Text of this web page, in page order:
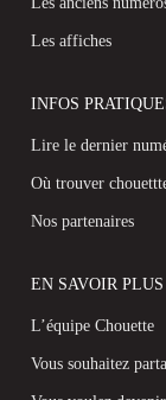
Les affiches
INFOS
Lire le dernier
Où trouver
Nos partenaires
EN SAVOIR PLUS
L’équipe Chouette
Vous souhaitez